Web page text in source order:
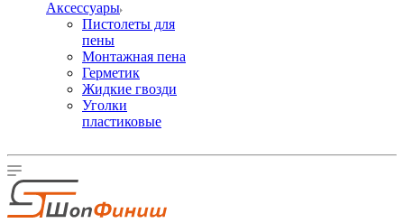
Аксессуары
Пистолеты для
пены
Монтажная пена
Герметик
Жидкие гвозди
Уголки
пластиковые